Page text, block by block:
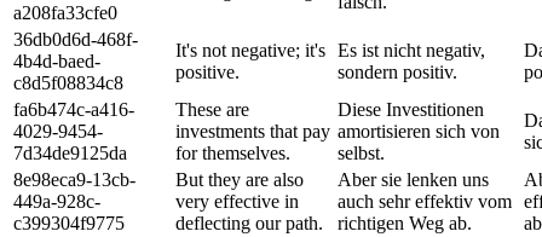
a208fa33cfe0
36db0d6d-468f-
4b4d-baed-
c8d5f08834c8
It's not negative; it's
positive.
Es ist nicht negativ,
sondern positiv.
fa6b474c-a416-
4029-9454-
7d34de9125da
These are
investments that pay
for themselves.
Diese Investitionen
amortisieren sich von
selbst.
8e98eca9-13cb-
449a-928c-
c399304f9775
But they are also
very effective in
deflecting our path.
Aber sie lenken uns
auch sehr effektiv vom
richtigen Weg ab.